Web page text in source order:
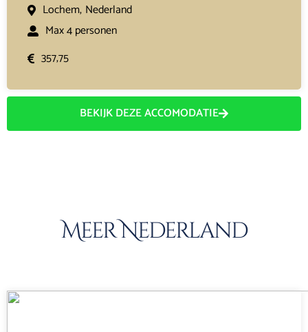
Lochem, Nederland
Max 4 personen
357,75
BEKIJK DEZE ACCOMODATIE
Meer Nederland